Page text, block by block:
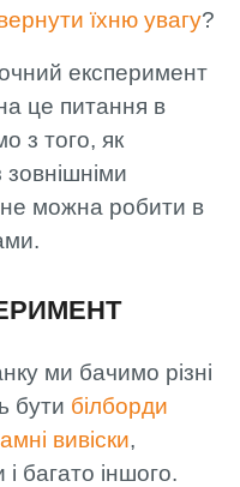
їхню увагу?
експеримент
це питання в
з того, як
можна робити в
ми бачимо різні
бути білборди
вивіски,
багато іншого.